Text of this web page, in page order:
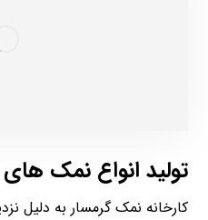
تولید انواع نمک
کارخانه نمک گرمسار به دلیل